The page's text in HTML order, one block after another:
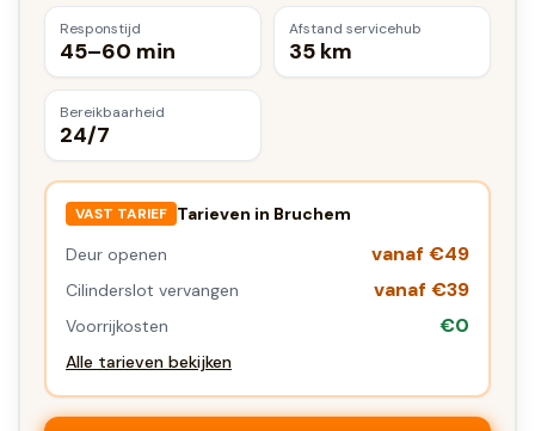
Responstijd
45–60 min
Afstand servicehub
35 km
Bereikbaarheid
24/7
VAST TARIEF Tarieven in Bruchem
Deur openen
vanaf €49
Cilinderslot vervangen vanaf €39
Voorrijkosten €0
Alle tarieven bekijken